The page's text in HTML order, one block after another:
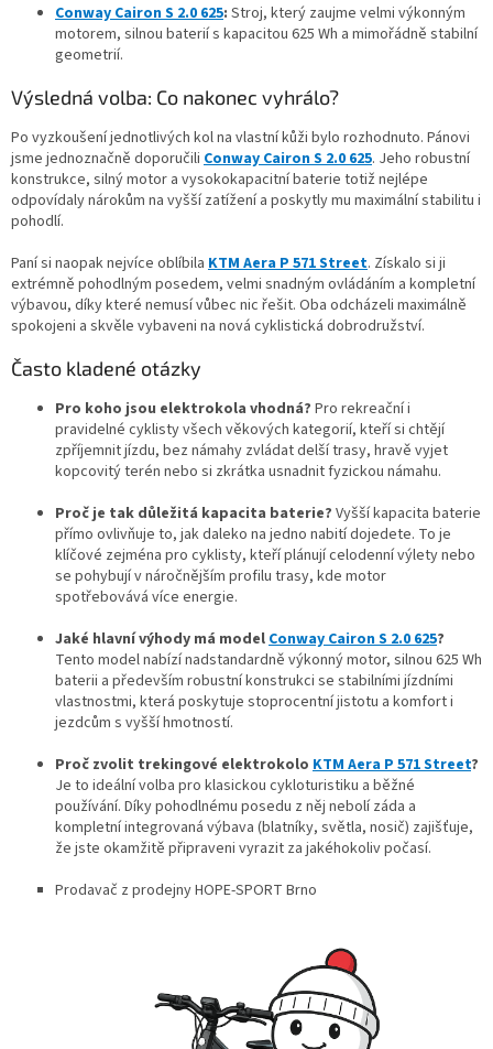
Conway Cairon S 2.0 625: Stroj, který zaujme velmi výkonným
motorem, silnou baterií s kapacitou 625 Wh a mimořádně stabilní
geometrií.
Výsledná volba: Co nakonec vyhrálo?
Po vyzkoušení jednotlivých kol na vlastní kůži bylo rozhodnuto. Pánovi
jsme jednoznačně doporučili Conway Cairon S 2.0 625. Jeho robustní
konstrukce, silný motor a vysokokapacitní baterie totiž nejlépe
odpovídaly nárokům na vyšší zatížení a poskytly mu maximální stabilitu i
pohodlí.
Paní si naopak nejvíce oblíbila KTM Aera P 571 Street. Získalo si ji
extrémně pohodlným posedem, velmi snadným ovládáním a kompletní
výbavou, díky které nemusí vůbec nic řešit. Oba odcházeli maximálně
spokojeni a skvěle vybaveni na nová cyklistická dobrodružství.
Často kladené otázky
Pro koho jsou elektrokola vhodná? Pro rekreační i
pravidelné cyklisty všech věkových kategorií, kteří si chtějí
zpříjemnit jízdu, bez námahy zvládat delší trasy, hravě vyjet
kopcovitý terén nebo si zkrátka usnadnit fyzickou námahu.
Proč je tak důležitá kapacita baterie? Vyšší kapacita baterie
přímo ovlivňuje to, jak daleko na jedno nabití dojedete. To je
klíčové zejména pro cyklisty, kteří plánují celodenní výlety nebo
se pohybují v náročnějším profilu trasy, kde motor
spotřebovává více energie.
Jaké hlavní výhody má model Conway Cairon S 2.0 625?
Tento model nabízí nadstandardně výkonný motor, silnou 625 Wh
baterii a především robustní konstrukci se stabilními jízdními
vlastnostmi, která poskytuje stoprocentní jistotu a komfort i
jezdcům s vyšší hmotností.
Proč zvolit trekingové elektrokolo KTM Aera P 571 Street?
Je to ideální volba pro klasickou cykloturistiku a běžné
používání. Díky pohodlnému posedu z něj nebolí záda a
kompletní integrovaná výbava (blatníky, světla, nosič) zajišťuje,
že jste okamžitě připraveni vyrazit za jakéhokoliv počasí.
Prodavač z prodejny HOPE-SPORT Brno